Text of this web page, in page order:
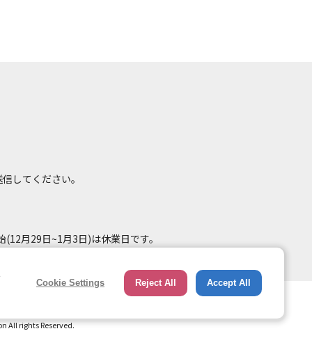
してください。
月29日~1月3日)は休業日です。
All rights Reserved.
Cookie Settings Reject All Accept All